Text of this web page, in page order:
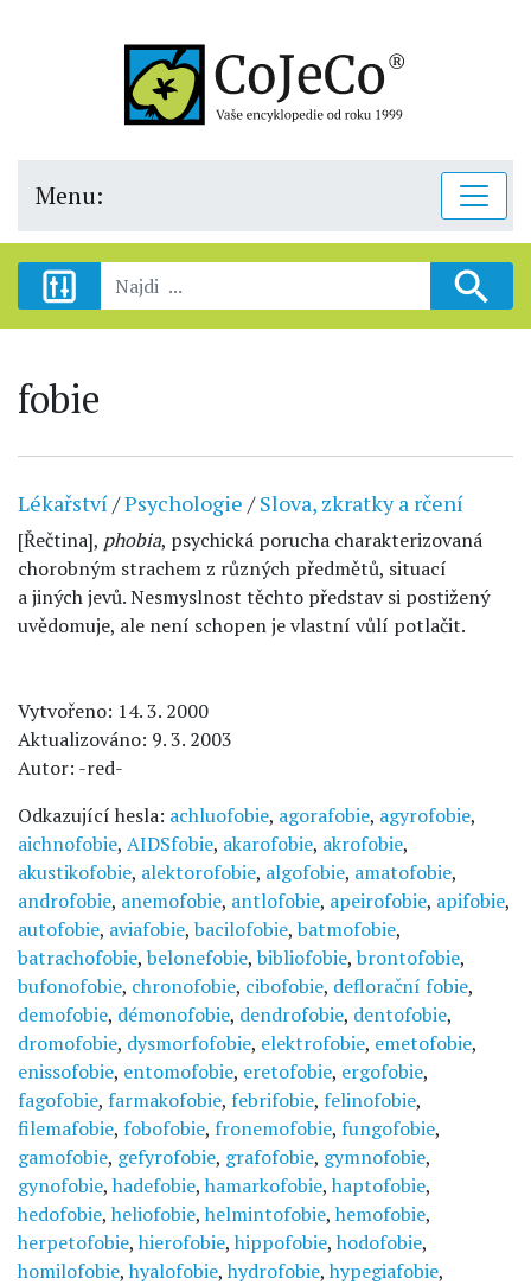
Menu:
fobie
Lékařství/Psychologie /Slova, zkratky a rčení
[Řečtina], phobia, psychická porucha charakterizovaná
chorobným strachem z různých předmětů, situací
a jiných jevů. Nesmyslnost těchto představ si postižený
uvědomuje, ale není schopen je vlastní vůlí potlačit.
Vytvořeno: 14. 3. 2000
Aktualizováno: 9. 3. 2003
Autor: -red-
Odkazující hesla: achluofobie, agorafobie, agyrofobie,
aichnofobie, AIDSfobie, akarofobie, akrofobie,
akustikofobie, alektorofobie, algofobie, amatofobie,
androfobie, anemofobie, antlofobie, apeirofobie, apifobie,
autofobie, aviafobie, bacilofobie, batmofobie,
batrachofobie, belonefobie, bibliofobie, brontofobie,
bufonofobie, chronofobie, cibofobie, deflorační fobie,
demofobie, démonofobie, dendrofobie, dentofobie,
dromofobie, dysmorfofobie, elektrofobie, emetofobie,
enissofobie, entomofobie, eretofobie, ergofobie,
fagofobie, farmakofobie, febrifobie, felinofobie,
filemafobie, fobofobie, fronemofobie, fungofobie,
gamofobie, gefyrofobie, grafofobie, gymnofobie,
gynofobie, hadefobie, hamarkofobie, haptofobie,
hedofobie, heliofobie, helmintofobie, hemofobie,
herpetofobie, hierofobie, hippofobie, hodofobie,
homilofobie, hyalofobie, hydrofobie, hypegiafobie,